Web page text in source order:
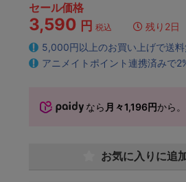
セール価格
3,590 円 税込
残り2日
5,000円以上のお買い上げで送料
アニメイトポイント連携済みで
なら 月々1,196円から
お気に入りに追